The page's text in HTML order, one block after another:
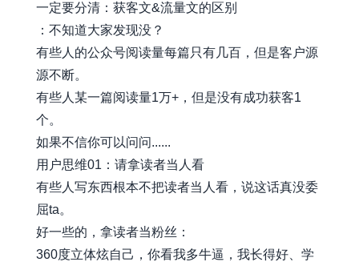
一定要分清：获客文&流量文的区别
：不知道大家发现没？
有些人的公众号阅读量每篇只有几百，但是客户源
源不断。
有些人某一篇阅读量1万+，但是没有成功获客1
个。
如果不信你可以问问......
用户思维01：请拿读者当人看
有些人写东西根本不把读者当人看，说这话真没委
屈ta。
好一些的，拿读者当粉丝：
360度立体炫自己，你看我多牛逼，我长得好、学